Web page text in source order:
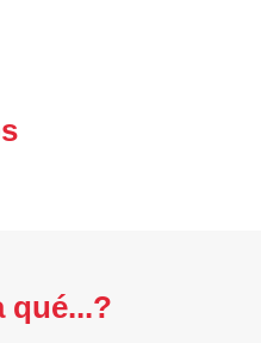
qué...?